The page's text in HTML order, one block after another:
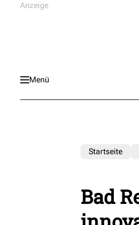
Menü
Startseite
Bad